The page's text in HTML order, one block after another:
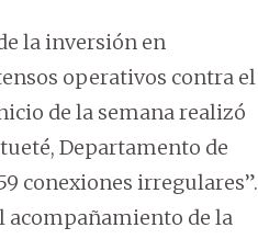
la inversión en
operativos contra el
de la semana realizó
Departamento de
conexiones irregulares”.
acompañamiento de la